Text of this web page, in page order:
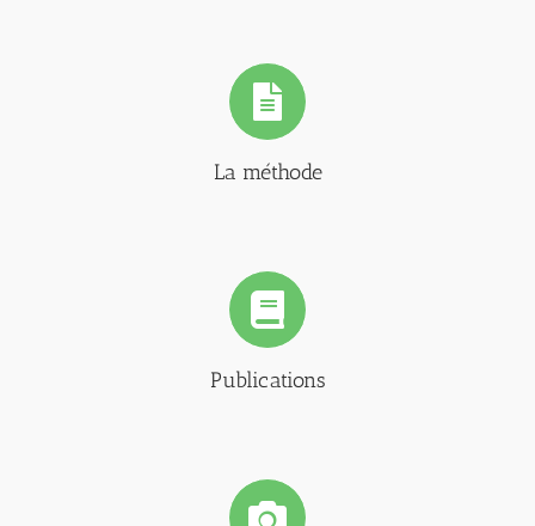
La méthode
Publications